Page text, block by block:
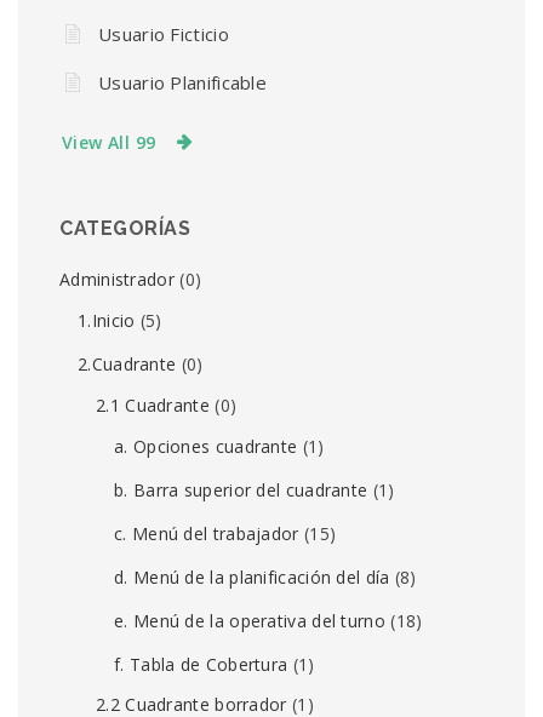
Usuario Ficticio
Usuario Planificable
View All 99
CATEGORÍAS
Administrador(0)
1.Inicio (5)
2.Cuadrante (0)
2.1 Cuadrante (0)
a. Opciones cuadrante (1)
b. Barra superior del cuadrante (1)
c. Menú del trabajador (15)
d. Menú de la planificación del día (8)
e. Menú de la operativa del turno (18)
f. Tabla de Cobertura (1)
2.2 Cuadrante borrador (1)